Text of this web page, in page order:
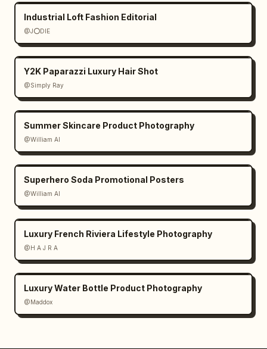
Industrial Loft Fashion Editorial
@J⭕DIE
Y2K Paparazzi Luxury Hair Shot
@Simply Ray
Summer Skincare Product Photography
@William AI
Superhero Soda Promotional Posters
@William AI
Luxury French Riviera Lifestyle Photography
@H A J R A
Luxury Water Bottle Product Photography
@Maddox